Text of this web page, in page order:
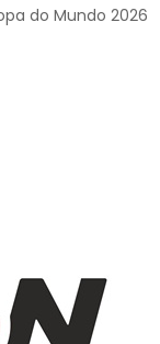
do Mundo 2026